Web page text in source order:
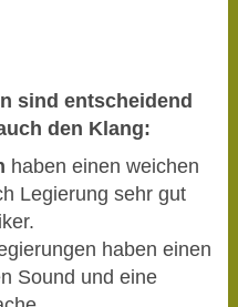
sind entscheidend
den Klang:
haben einen weichen
Legierung sehr gut
haben einen
Sound und eine